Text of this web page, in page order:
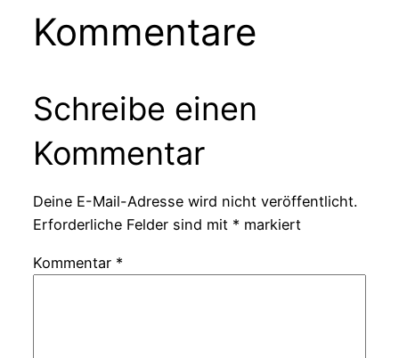
Kommentare
Schreibe einen
Kommentar
Deine E-Mail-Adresse wird nicht veröffentlicht.
Erforderliche Felder sind mit * markiert
Kommentar *